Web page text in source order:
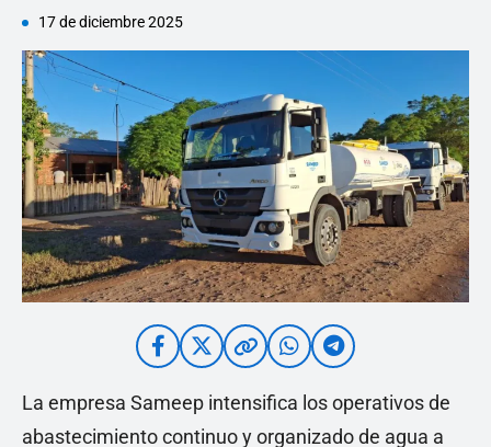
17 de diciembre 2025
La empresa Sameep intensifica los operativos de
abastecimiento continuo y organizado de agua a